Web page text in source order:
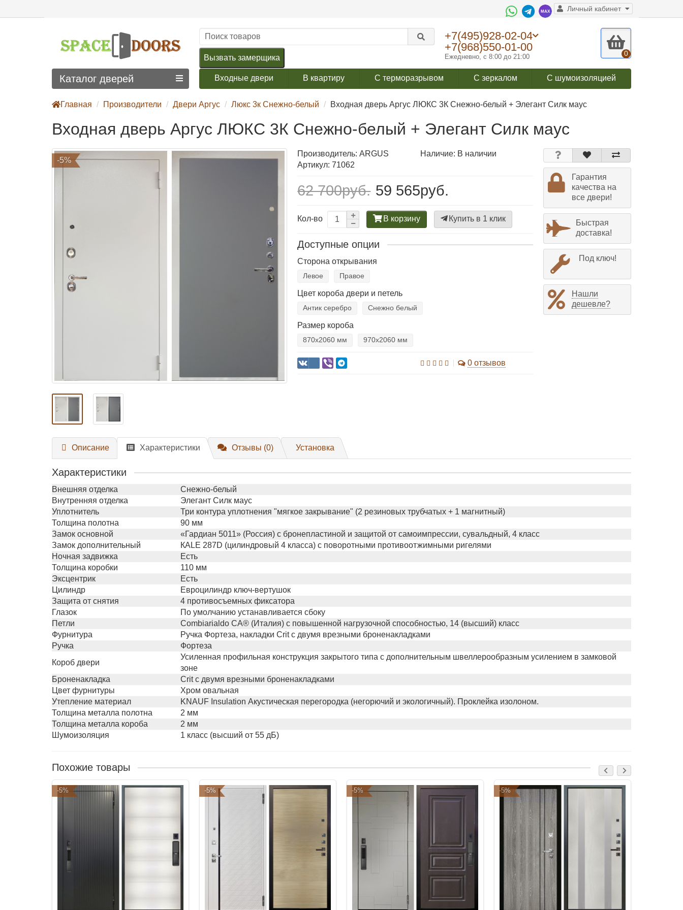
Личный кабинет
+7(495)928-02-04
+7(968)550-01-00
Ежедневно, с 8:00 до 21:00 0
Вызвать замерщика
Входные двери В квартиру С терморазрывом С зеркалом С шумоизоляцией
Каталог дверей
Главная Производители Двери Аргус Люкс 3к Снежно-белый Входная дверь Аргус ЛЮКС 3К Снежно-белый + Элегант Силк маус
Входная дверь Аргус ЛЮКС 3К Снежно-белый + Элегант Силк маус
-5%
Производитель:ARGUS
Наличие: В наличии
Артикул: 71062
62 700руб. 59 565руб.
Кол-во В корзину Купить в 1 клик
Доступные опции
Сторона открывания
Левое Правое
Цвет короба двери и петель
Антик серебро Снежно белый
Размер короба
870х2060 мм 970х2060 мм
0 отзывов
Гарантия
качества на
все двери!
Быстрая
доставка!
Под ключ!
Нашли
дешевле?
Описание Характеристики Отзывы (0) Установка
Характеристики
Внешняя отделка
Снежно-белый
Внутренняя отделка
Элегант Силк маус
Уплотнитель
Три контура уплотнения "мягкое закрывание" (2 резиновых трубчатых + 1 магнитный)
Толщина полотна
90 мм
Замок основной
«Гардиан 5011» (Россия) с бронепластиной и защитой от самоимпрессии, сувальдный, 4 класс
Замок дополнительный
КALE 287D (цилиндровый 4 класса) с поворотными противоотжимными ригелями
Ночная задвижка
Есть
Толщина коробки
110 мм
Эксцентрик
Есть
Цилиндр
Евроцилиндр ключ-вертушок
Защита от снятия
4 противосъемных фиксатора
Глазок
По умолчанию устанавливается сбоку
Петли
Сombiarialdo СА® (Италия) с повышенной нагрузочной способностью, 14 (высший) класс
Фурнитура
Ручка Фортеза, накладки Crit с двумя врезными броненакладками
Ручка
Фортеза
Короб двери
Усиленная профильная конструкция закрытого типа c дополнительным швеллерообразным усилением в замковой
зоне
Броненакладка
Crit с двумя врезными броненакладками
Цвет фурнитуры
Хром овальная
Утепление материал
KNAUF Insulation Акустическая перегородка (негорючий и экологичный). Проклейка изолоном.
Толщина металла полотна
2 мм
Толщина металла короба
2 мм
Шумоизоляция
1 класс (высший от 55 дБ)
Похожие товары
-5% -5% -5% -5%